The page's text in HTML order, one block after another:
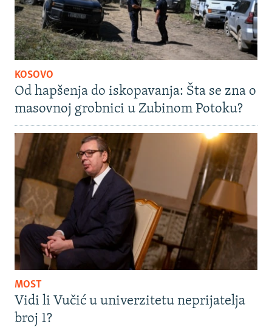
KOSOVO
Od hapšenja do iskopavanja: Šta se zna o
masovnoj grobnici u Zubinom Potoku?
MOST
Vidi li Vučić u univerzitetu neprijatelja
broj 1?